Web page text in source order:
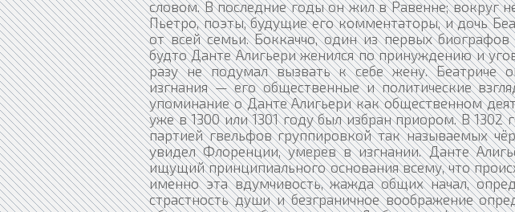
словом. В последние годы он жил в Равенне; вокруг
Пьетро, поэты, будущие его комментаторы, и дочь
от всей семьи. Боккаччо, один из первых
будто Данте Алигьери женился по принуждению и
разу не подумал вызвать к себе жену. Беатриче
изгнания — его общественные и политические
упоминание о Данте Алигьери как общественном
уже в 1300 или 1301 году был избран приором. В 1302
партией гвельфов группировкой так называемых
увидел Флоренции, умерев в изгнании. Данте
ищущий принципиального основания всему, что
именно эта вдумчивость, жажда общих начал,
страстность души и безграничное воображение